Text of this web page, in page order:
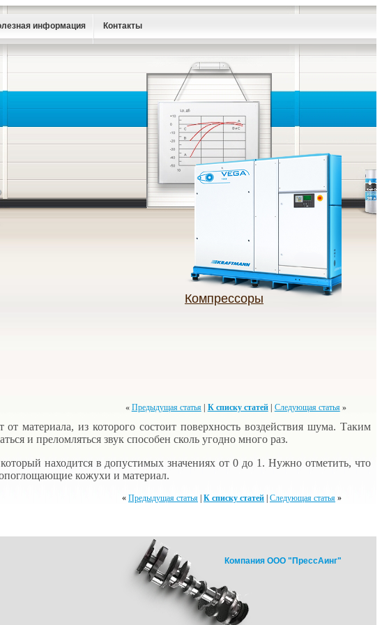
информация Контакты
Компрессоры
« Предыдущая статья| К списку статей| Следующая статья»
материала, из которого состоит поверхность воздействия шума. Таким
и преломляться звук способен сколь угодно много раз.
находится в допустимых значениях от 0 до 1. Нужно отметить, что
кожухи и материал.
« Предыдущая статья К списку статей Следующая статья »
Компания ООО "ПрессАинг"